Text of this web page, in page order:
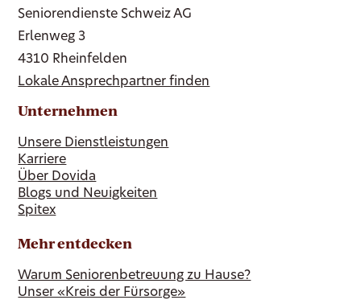
Seniorendienste Schweiz AG
Erlenweg 3
4310 Rheinfelden
Lokale Ansprechpartner finden
Unternehmen
Unsere Dienstleistungen
Karriere
Über Dovida
Blogs und Neuigkeiten
Spitex
Mehr entdecken
Warum Seniorenbetreuung zu Hause?
Unser «Kreis der Fürsorge»